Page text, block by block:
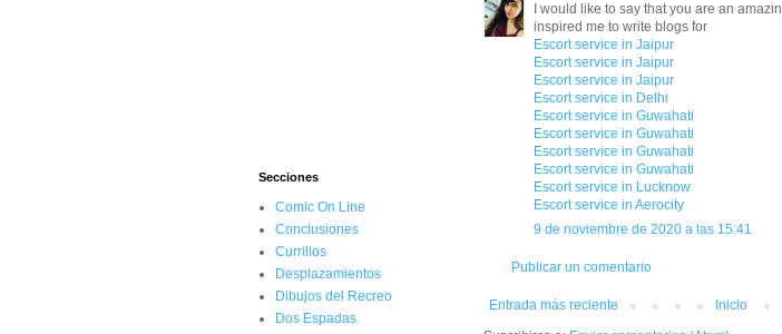
I would like to say that you are an
inspired me to write blogs for
Escort service in Jaipur
Escort service in Jaipur
Escort service in Jaipur
Escort service in Delhi
Escort service in Guwahati
Escort service in Guwahati
Escort service in Guwahati
Escort service in Guwahati
Escort service in Lucknow
Escort service in Aerocity
9 de noviembre de 2020 a las 15:41
Publicar un comentario
Entrada más reciente
Inicio
Secciones
Comic On Line
Conclusiones
Currillos
Desplazamientos
Dibujos del Recreo
Dos Espadas.